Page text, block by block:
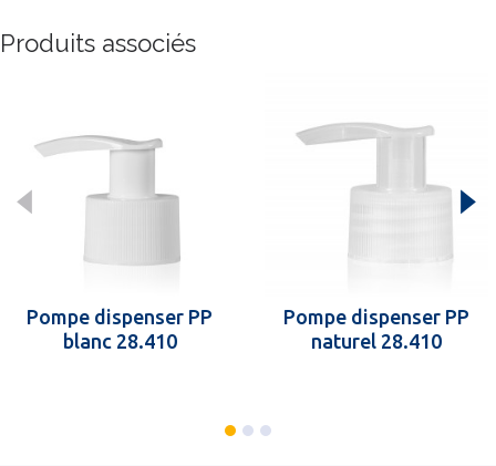
Produits associés
Pompe dispenser PP
blanc 28.410
Pompe dispenser PP
naturel 28.410